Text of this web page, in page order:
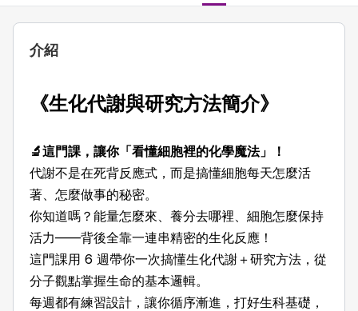
介紹
《生化代謝與研究方法簡介》
🔬這門課，讓你「看懂細胞裡的化學魔法」！
代謝不是在死背反應式，而是搞懂細胞每天怎麼活
著、怎麼做事的秘密。
你知道嗎？能量怎麼來、養分去哪裡、細胞怎麼保持
活力——背後全靠一連串精密的生化反應！
這門課用 6 週帶你一次搞懂生化代謝＋研究方法，從
分子觀點掌握生命的基本邏輯。
每週都有練習設計，讓你循序漸進，打好生科基礎，